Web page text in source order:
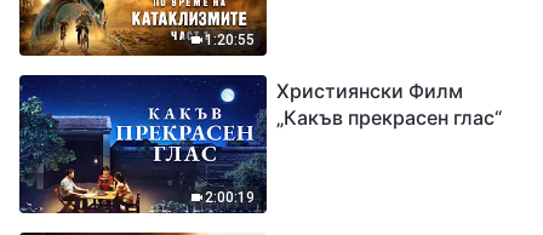
1:20:55
2:00:19
Християнски Филм
„Какъв прекрасен глас“